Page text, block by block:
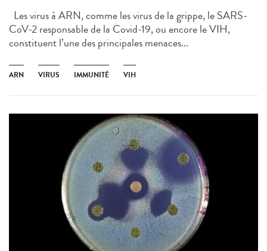
Les virus à ARN, comme les virus de la grippe, le SARS-
CoV-2 responsable de la Covid-19, ou encore le VIH,
constituent l’une des principales menaces...
ARN VIRUS IMMUNITÉ VIH